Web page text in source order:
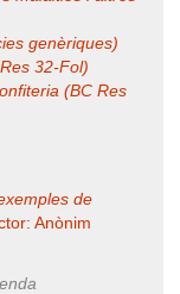
genèriques)
32-Fol)
(BC Res
de
Anònim